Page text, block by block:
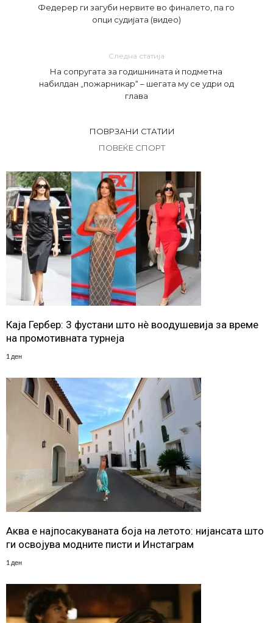
Федерер ги загуби нервите во финалето, па го
опци судијата (видео)
Следна статија
На сопругата за годишнината ѝ подметна
набилдан „пожарникар“ – шегата му се удри од
глава
ПОВРЗАНИ СТАТИИ
ПОВЕЌЕ СПОРТ
Каја Гербер: 3 фустани што нè воодушевија за време
на промотивната турнеја
1 ден
Аква е најпосакуваната боја на летото: нијансата што
ги освојува модните писти и Инстаграм
1 ден